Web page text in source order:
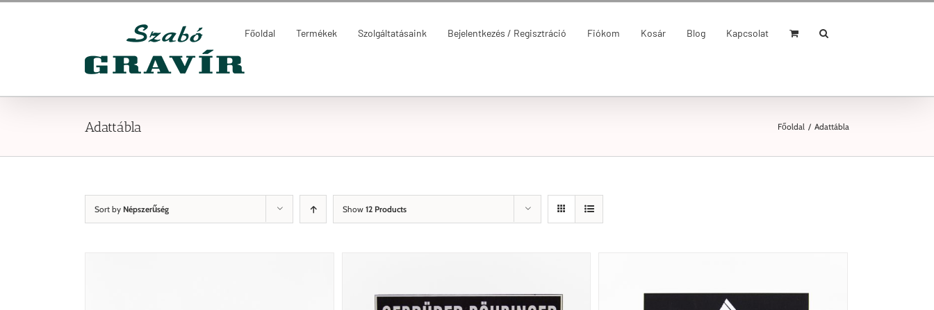
Kihagyás
Főoldal Termékek Szolgáltatásaink Bejelentkezés / Regisztráció Fiókom Kosár Blog Kapcsolat
Adattábla Főoldal / Adattábla
Sort by Népszerűség Show 12 Products